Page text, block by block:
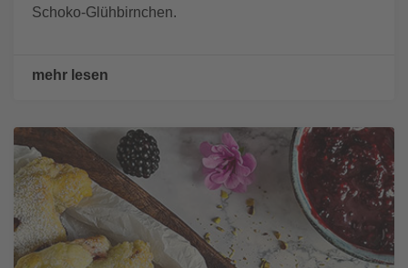
Schoko-Glühbirnchen.
mehr lesen